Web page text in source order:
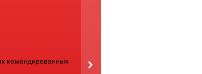
командированных